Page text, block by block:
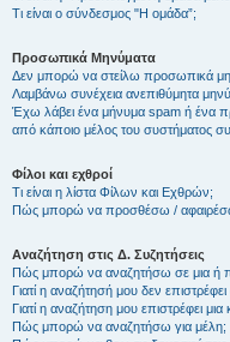
Τι είναι ο σύνδεσμος "Η ομάδα”;
Προσωπικά Μηνύματα
Δεν μπορώ να στείλω προσωπικά
Λαμβάνω συνέχεια ανεπιθύμητα
Έχω λάβει ένα μήνυμα spam ή ένα
από κάποιο μέλος του συστήματος
Φίλοι και εχθροί
Τι είναι η λίστα Φίλων και Εχθρών;
Πώς μπορώ να προσθέσω / αφαιρέσω
Αναζήτηση στις Δ. Συζητήσεις
Πώς μπορώ να αναζητήσω σε μια ή
Γιατί η αναζήτησή μου δεν
Γιατί η αναζήτηση μου επιστρέφει μια
Πώς μπορώ να αναζητήσω για μέλη;